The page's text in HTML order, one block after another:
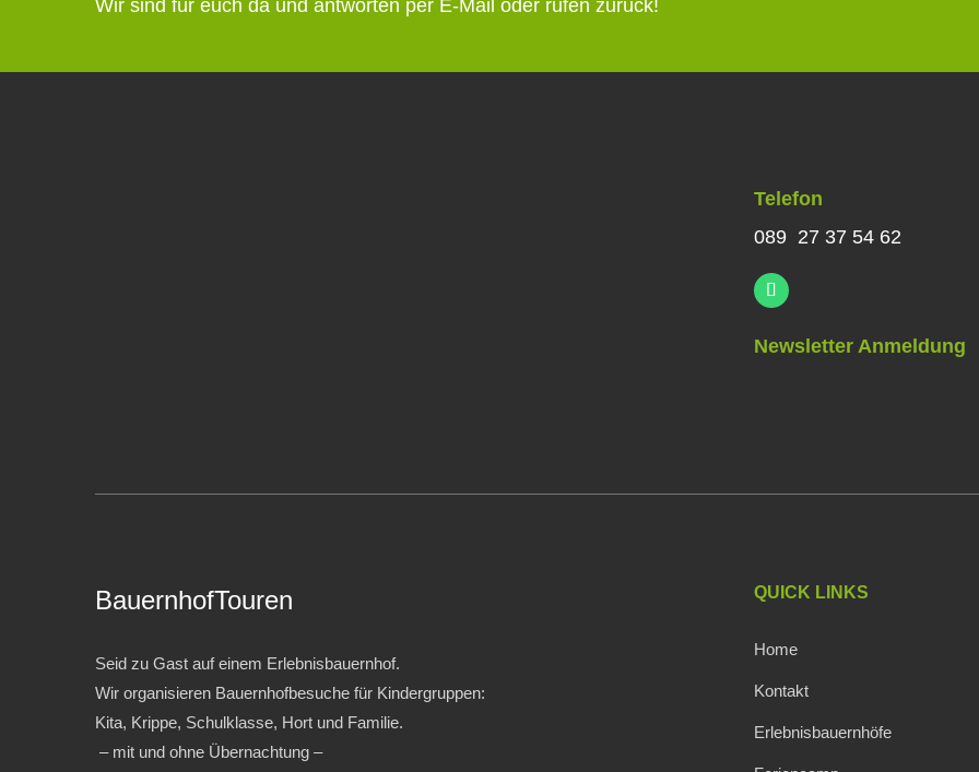
Wir sind für euch da und antworten per E-Mail oder rufen zurück!
Telefon
089 27 37 54 62
Newsletter Anmeldung
BauernhofTouren
Seid zu Gast auf einem Erlebnisbauernhof.
Wir organisieren Bauernhofbesuche für Kindergruppen:
Kita, Krippe, Schulklasse, Hort und Familie.
– mit und ohne Übernachtung –
QUICK LINKS
Home
Kontakt
Erlebnisbauernhöfe